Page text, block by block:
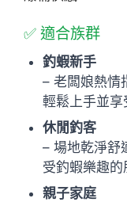
✅ 適合族群
釣蝦新手
– 老闆娘熱情
輕鬆上手並享
休閒釣客
– 場地乾淨舒
受釣蝦樂趣的
親子家庭